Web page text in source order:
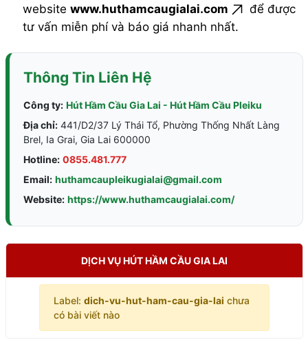
website www.huthamcaugialai.com
để được
tư vấn miễn phí và báo giá nhanh nhất.
Thông Tin Liên Hệ
Công ty: Hút Hầm Cầu Gia Lai - Hút Hầm Cầu Pleiku
Địa chỉ:441/D2/37 Lý Thái Tổ, Phường Thống Nhất Làng
Brel, Ia Grai, Gia Lai 600000
Hotline: 0855.481.777
Email: huthamcaupleikugialai@gmail.com
Website: https://www.huthamcaugialai.com/
DỊCH VỤ HÚT HẦM CẦU GIA LAI
Label: dich-vu-hut-ham-cau-gia-lai chưa
có bài viết nào